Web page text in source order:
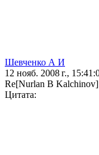
Шевченко А И
12 нояб. 2008 г.,
Re[Nurlan B
Цитата: